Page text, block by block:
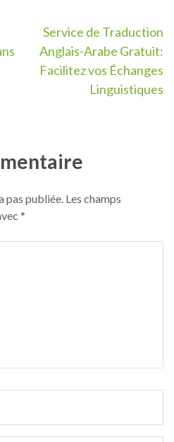
Service de Traduction
Anglais-Arabe Gratuit:
Facilitez vos Échanges
Linguistiques
pas publiée. Les champs
*